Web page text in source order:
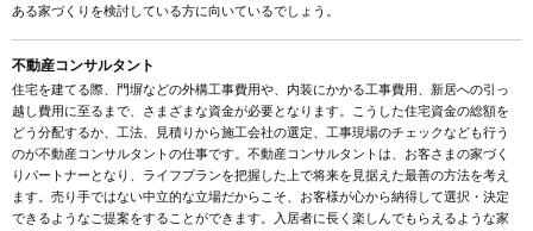
ある家づくりを検討している方に向いているでしょう。
不動産コンサルタント
住宅を建てる際、門塀などの外構工事費用や、内装にかかる工事費用、新居への引っ
越し費用に至るまで、さまざまな資金が必要となります。こうした住宅資金の総額を
どう分配するか、工法、見積りから施工会社の選定、工事現場のチェックなども行う
のが不動産コンサルタントの仕事です。不動産コンサルタントは、お客さまの家づく
りパートナーとなり、ライフプランを把握した上で将来を見据えた最善の方法を考え
ます。売り手ではない中立的な立場だからこそ、お客様が心から納得して選択・決定
できるようなご提案をすることができます。入居者に長く楽しんでもらえるような家